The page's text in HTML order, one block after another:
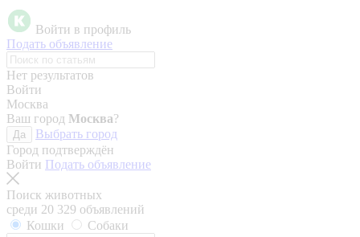
Войти в профиль
Подать объявление
Нет результатов
Войти
Москва
Ваш город Москва?
Да
Выбрать город
Город подтверждён
Войти Подать объявление
Поиск животных
среди 20 329 объявлений
Кошки
Собаки